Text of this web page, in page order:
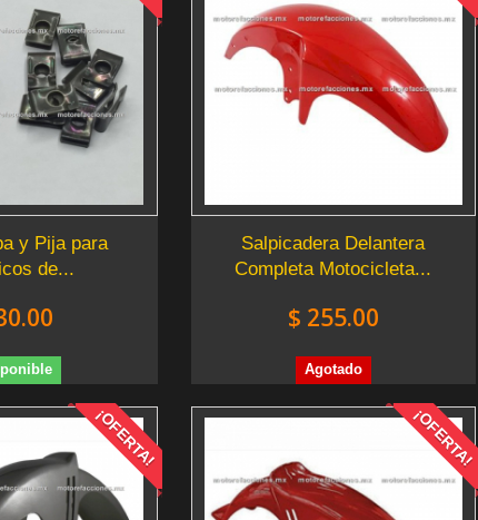
y Pija para
de...
Salpicadera Delantera
Completa Motocicleta...
$ 255.00
Agotado
¡OFERTA! ¡OFERTA!